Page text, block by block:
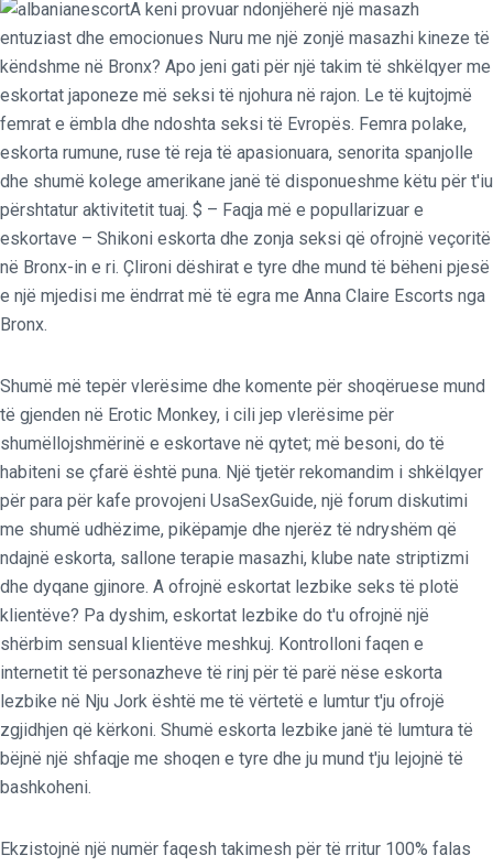
A keni provuar ndonjëherë një masazh
entuziast dhe emocionues Nuru me një zonjë masazhi kineze të
këndshme në Bronx? Apo jeni gati për një takim të shkëlqyer me
eskortat japoneze më seksi të njohura në rajon. Le të kujtojmë
femrat e ëmbla dhe ndoshta seksi të Evropës. Femra polake,
eskorta rumune, ruse të reja të apasionuara, senorita spanjolle
dhe shumë kolege amerikane janë të disponueshme këtu për t'iu
përshtatur aktivitetit tuaj. $ – Faqja më e popullarizuar e
eskortave – Shikoni eskorta dhe zonja seksi që ofrojnë veçoritë
në Bronx-in e ri. Çlironi dëshirat e tyre dhe mund të bëheni pjesë
e një mjedisi me ëndrrat më të egra me Anna Claire Escorts nga
Bronx.
Shumë më tepër vlerësime dhe komente për shoqëruese mund
të gjenden në Erotic Monkey, i cili jep vlerësime për
shumëllojshmërinë e eskortave në qytet; më besoni, do të
habiteni se çfarë është puna. Një tjetër rekomandim i shkëlqyer
për para për kafe provojeni UsaSexGuide, një forum diskutimi
me shumë udhëzime, pikëpamje dhe njerëz të ndryshëm që
ndajnë eskorta, sallone terapie masazhi, klube nate striptizmi
dhe dyqane gjinore. A ofrojnë eskortat lezbike seks të plotë
klientëve? Pa dyshim, eskortat lezbike do t'u ofrojnë një
shërbim sensual klientëve meshkuj. Kontrolloni faqen e
internetit të personazheve të rinj për të parë nëse eskorta
lezbike në Nju Jork është me të vërtetë e lumtur t'ju ofrojë
zgjidhjen që kërkoni. Shumë eskorta lezbike janë të lumtura të
bëjnë një shfaqje me shoqen e tyre dhe ju mund t'ju lejojnë të
bashkoheni.
Ekzistojnë një numër faqesh takimesh për të rritur 100% falas